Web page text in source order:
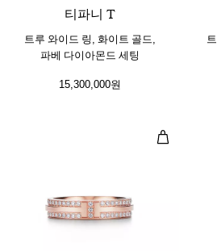
티파니 T
트루 와이드 링, 화이트 골드,
파베 다이아몬드 세팅
15,300,000원
네로우 파